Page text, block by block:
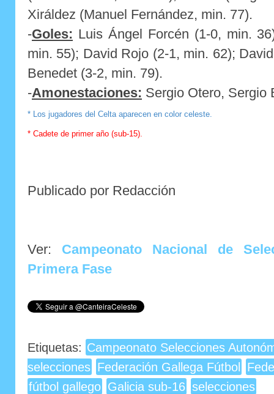
Xiráldez (Manuel Fernández, min. 77).
-Goles: Luis Ángel Forcén (1-0, min.
min. 55); David Rojo (2-1, min. 62);
Benedet (3-2, min. 79).
-Amonestaciones: Sergio Otero, Sergio
* Los jugadores del Celta aparecen en color celeste.
* Cadete de primer año (sub-15).
Publicado por Redacción
Ver: Campeonato Nacional de
Primera Fase
Etiquetas: Campeonato Selecciones
selecciones Federación Gallega Fútbol
fútbol gallego Galicia sub-16 selecciones